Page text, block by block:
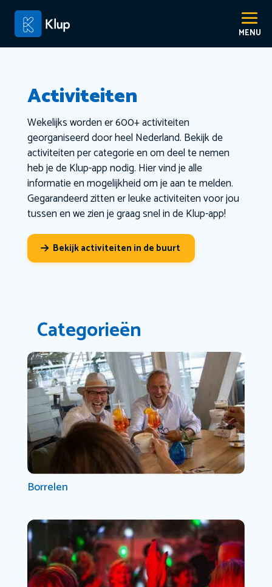
Activiteiten
Wekelijks worden er 600+ activiteiten
georganiseerd door heel Nederland. Bekijk de
activiteiten per categorie en om deel te nemen
heb je de Klup-app nodig. Hier vind je alle
informatie en mogelijkheid om je aan te melden.
Gegarandeerd zitten er leuke activiteiten voor jou
tussen en we zien je graag snel in de Klup-app!
Bekijk activiteiten in de buurt
Categorieën
Borrelen